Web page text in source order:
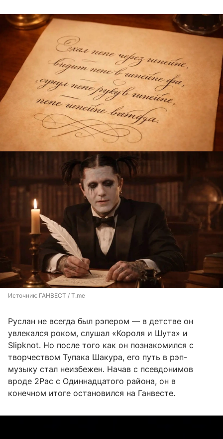
Источник: ГАНВЕСТ / T.me
Руслан не всегда был рэпером — в детстве он
увлекался роком, слушал «Короля и Шута» и
Slipknot. Но после того как он познакомился с
творчеством Тупака Шакура, его путь в рэп-
музыку стал неизбежен. Начав с псевдонимов
вроде 2Pac с Одиннадцатого района, он в
конечном итоге остановился на Ганвесте.